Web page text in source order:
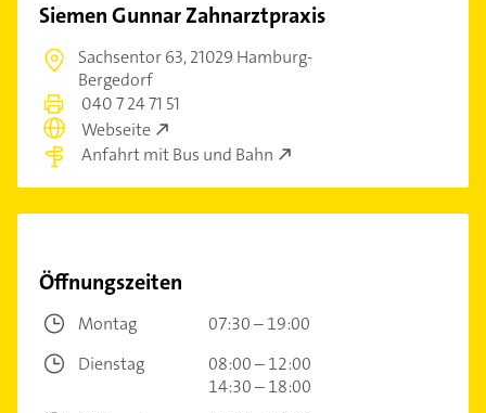
Siemen Gunnar Zahnarztpraxis
Sachsentor 63,21029 Hamburg-
Bergedorf
040 7 24 71 51
Webseite
Anfahrt mit Bus und Bahn
Öffnungszeiten
Montag
07:30 – 19:00
Dienstag
08:00 – 12:00
14:30 – 18:00